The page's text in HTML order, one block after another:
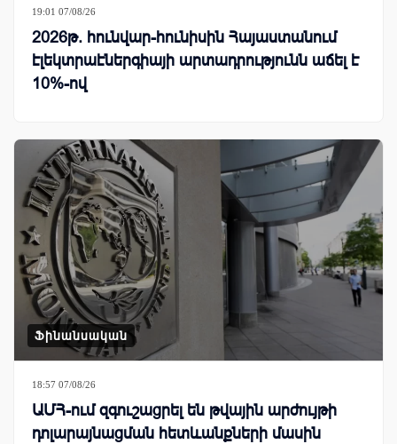
19:01 07/08/26
2026թ. հունվար-հունիսին Հայաստանում
էլեկտրաէներգիայի արտադրությունն աճել է
10%-ով
Ֆինանսական
18:57 07/08/26
ԱՄՀ-ում զգուշացրել են թվային արժույթի
դոլարայնացման հետևանքների մասին